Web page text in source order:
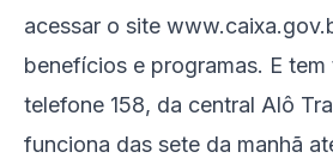
acessar o site
benefícios e programas. E tem
telefone 158, da central Alô
funciona das sete da manhã